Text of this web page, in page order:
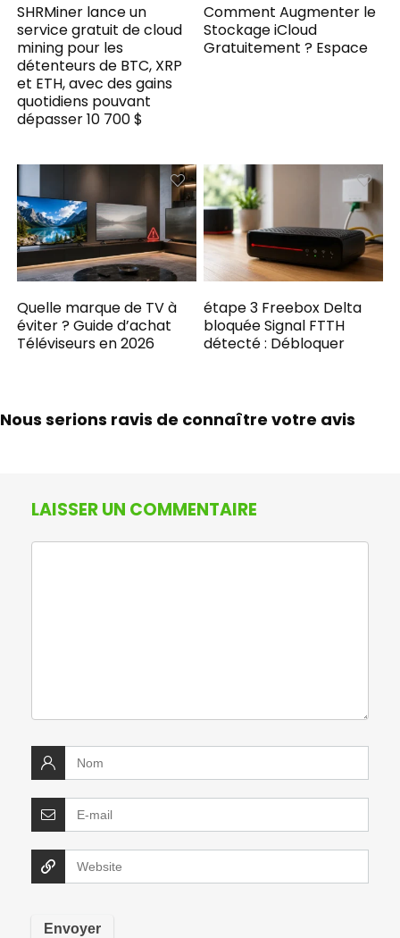
SHRMiner lance un
service gratuit de cloud
mining pour les
détenteurs de BTC, XRP
et ETH, avec des gains
quotidiens pouvant
dépasser 10 700 $
Comment Augmenter le
Stockage iCloud
Gratuitement ? Espace
Quelle marque de TV à
éviter ? Guide d’achat
Téléviseurs en 2026
étape 3 Freebox Delta
bloquée Signal FTTH
détecté : Débloquer
Nous serions ravis de connaître votre avis
LAISSER UN COMMENTAIRE